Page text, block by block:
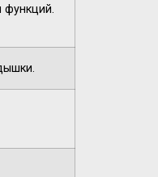
функций.